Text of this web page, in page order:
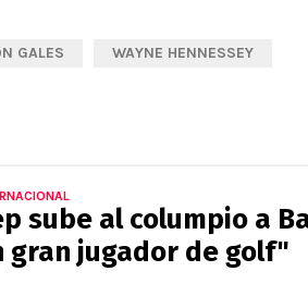
GALES WAYNE HENNESSEY
sube al columpio a
gran jugador de golf"